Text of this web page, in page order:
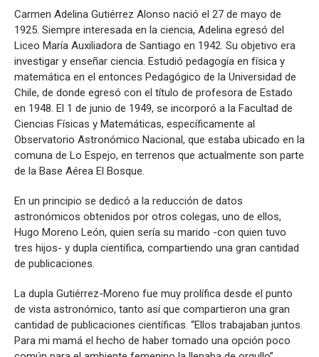
Carmen Adelina Gutiérrez Alonso nació el 27 de mayo de
1925. Siempre interesada en la ciencia, Adelina egresó del
Liceo María Auxiliadora de Santiago en 1942. Su objetivo era
investigar y enseñar ciencia. Estudió pedagogía en física y
matemática en el entonces Pedagógico de la Universidad de
Chile, de donde egresó con el título de profesora de Estado
en 1948. El 1 de junio de 1949, se incorporó a la Facultad de
Ciencias Físicas y Matemáticas, específicamente al
Observatorio Astronómico Nacional, que estaba ubicado en la
comuna de Lo Espejo, en terrenos que actualmente son parte
de la Base Aérea El Bosque.
En un principio se dedicó a la reducción de datos
astronómicos obtenidos por otros colegas, uno de ellos,
Hugo Moreno León, quien sería su marido -con quien tuvo
tres hijos- y dupla científica, compartiendo una gran cantidad
de publicaciones.
La dupla Gutiérrez-Moreno fue muy prolífica desde el punto
de vista astronómico, tanto así que compartieron una gran
cantidad de publicaciones científicas. “Ellos trabajaban juntos.
Para mi mamá el hecho de haber tomado una opción poco